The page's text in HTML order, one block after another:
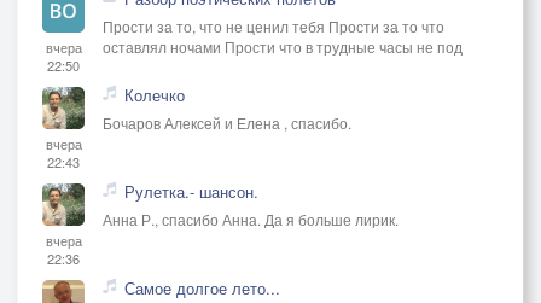
вчера
22:50
Прости за то, что не ценил тебя Прости за то что
оставлял ночами Прости что в трудные часы не под
вчера
22:43
Колечко
Бочаров Алексей и Елена , спасибо.
вчера
22:36
Рулетка.- шансон.
Анна Р., спасибо Анна. Да я больше лирик.
Самое долгое лето...